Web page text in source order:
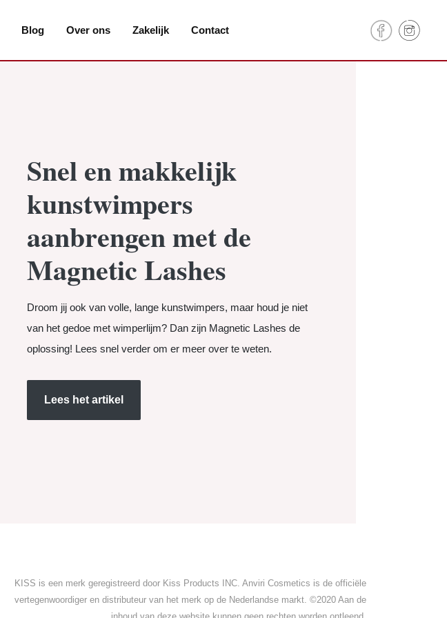
Blog Over ons Zakelijk Contact
Snel en makkelijk
kunstwimpers
aanbrengen met de
Magnetic Lashes
Droom jij ook van volle, lange kunstwimpers, maar houd je niet
van het gedoe met wimperlijm? Dan zijn Magnetic Lashes de
oplossing! Lees snel verder om er meer over te weten.
Lees het artikel
KISS is een merk geregistreerd door Kiss Products INC. Anviri Cosmetics is de officiële
vertegenwoordiger en distributeur van het merk op de Nederlandse markt. ©2020 Aan de